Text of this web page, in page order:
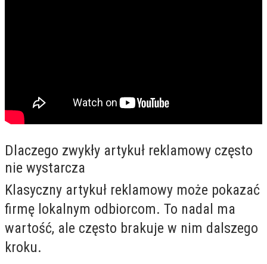
Dlaczego zwykły artykuł reklamowy często
nie wystarcza
Klasyczny artykuł reklamowy może pokazać
firmę lokalnym odbiorcom. To nadal ma
wartość, ale często brakuje w nim dalszego
kroku.